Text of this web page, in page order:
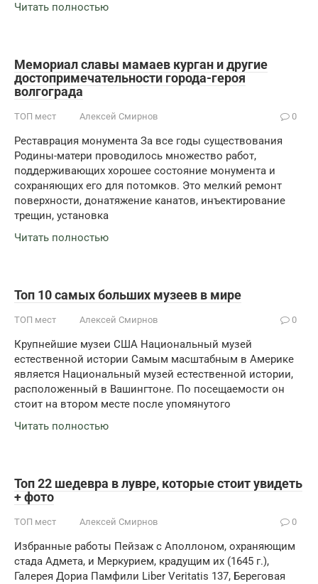
Читать полностью
Мемориал славы мамаев курган и другие
достопримечательности города-героя
волгограда
ТОП мест Алексей Смирнов 0
Реставрация монумента За все годы существования
Родины-матери проводилось множество работ,
поддерживающих хорошее состояние монумента и
сохраняющих его для потомков. Это мелкий ремонт
поверхности, донатяжение канатов, инъектирование
трещин, установка
Читать полностью
Топ 10 самых больших музеев в мире
ТОП мест Алексей Смирнов 0
Крупнейшие музеи США Национальный музей
естественной истории Самым масштабным в Америке
является Национальный музей естественной истории,
расположенный в Вашингтоне. По посещаемости он
стоит на втором месте после упомянутого
Читать полностью
Топ 22 шедевра в лувре, которые стоит увидеть
+ фото
ТОП мест Алексей Смирнов 0
Избранные работы Пейзаж с Аполлоном, охраняющим
стада Адмета, и Меркурием, крадущим их (1645 г.),
Галерея Дориа Памфили Liber Veritatis 137, Береговая